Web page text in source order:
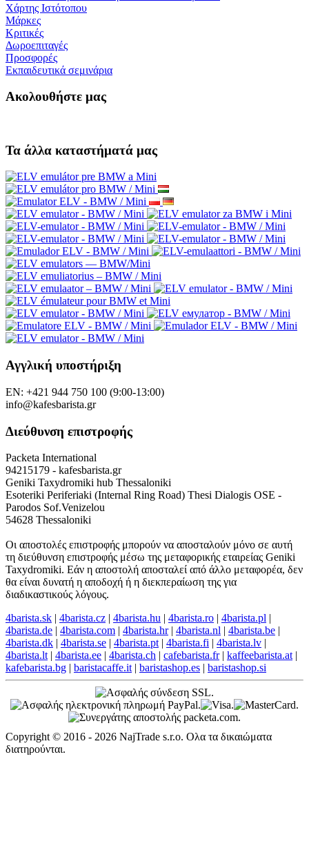
Χάρτης Ιστότοπου
Μάρκες
Κριτικές
Δωροεπιταγές
Προσφορές
Εκπαιδευτικά σεμινάρια
Ακολουθήστε μας
Τα άλλα καταστήματά μας
Αγγλική υποστήριξη
EN: +421 944 750 100 (9:00-13:00)
info@kafesbarista.gr
Διεύθυνση επιστροφής
Packeta International
94215179 - kafesbarista.gr
Geniki Taxydromiki hub Thessaloniki
Esoteriki Periferiaki (Internal Ring Road) Thesi Dialogis OSE -
Parodos Sof.Venizelou
54628 Thessaloniki
Οι αποστολές επιστροφής μπορούν να αποσταλούν μόνο σε αυτή
τη διεύθυνση επιστροφής μέσω της μεταφορικής εταιρείας Geniki
Taxydromiki. Εάν η αποστολή αποσταλεί από άλλο μεταφορέα, δεν
θα είναι δυνατή η αποδοχή ή η διεκπεραίωση της για
διαδικαστικούς λόγους.
4barista.sk | 4barista.cz | 4barista.hu | 4barista.ro | 4barista.pl |
4barista.de | 4barista.com | 4barista.hr| 4barista.nl | 4barista.be |
4barista.dk | 4barista.se | 4barista.pt | 4barista.fi | 4barista.lv |
4barista.lt | 4barista.ee | 4barista.ch | cafebarista.fr| kaffeebarista.at |
kafebarista.bg | baristacaffe.it | baristashop.es | baristashop.si
Copyright © 2016 - 2026 NajTrade s.r.o. Ολα τα δικαιώματα
διατηρούνται.